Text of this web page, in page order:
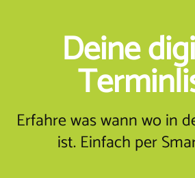
Deine
Erfahre was wann wo in
ist. Einfach per